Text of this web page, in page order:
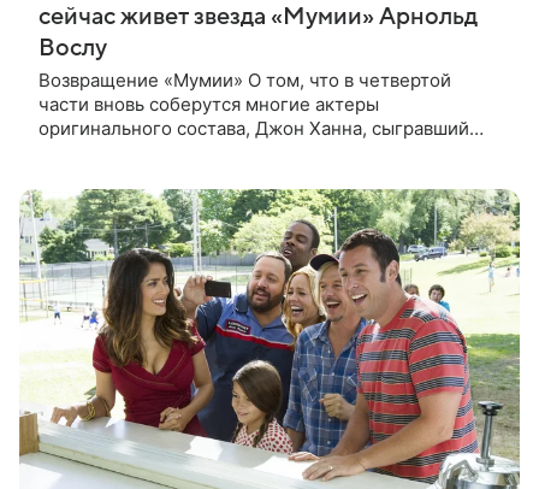
сейчас живет звезда «Мумии» Арнольд
Вослу
Возвращение «Мумии» О том, что в четвертой
части вновь соберутся многие актеры
оригинального состава, Джон Ханна, сыгравший